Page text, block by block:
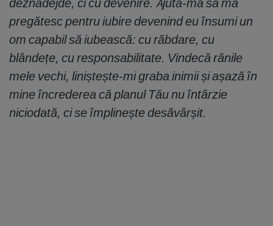
pregătesc pentru iubire devenind eu însumi un
om capabil să iubească: cu răbdare, cu
blândețe, cu responsabilitate. Vindecă rănile
mele vechi, liniștește-mi graba inimii și așază în
mine încrederea că planul Tău nu întârzie
niciodată, ci se împlinește desăvârșit.